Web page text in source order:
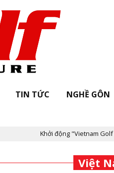
TIN TỨC NGHỀ GÔN
Khởi động "Vietnam Golf Leisure
Việt